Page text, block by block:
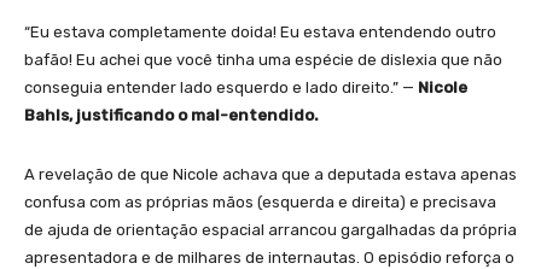
“Eu estava completamente doida! Eu estava entendendo outro
bafão! Eu achei que você tinha uma espécie de dislexia que não
conseguia entender lado esquerdo e lado direito.” — Nicole
Bahls, justificando o mal-entendido.
A revelação de que Nicole achava que a deputada estava apenas
confusa com as próprias mãos (esquerda e direita) e precisava
de ajuda de orientação espacial arrancou gargalhadas da própria
apresentadora e de milhares de internautas. O episódio reforça o